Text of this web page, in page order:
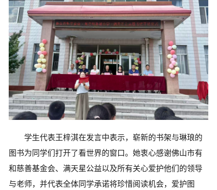
学生代表王梓淇在发言中表示，崭新的书架与琳琅的
图书为同学们打开了看世界的窗口。她衷心感谢佛山市有
和慈善基金会、满天星公益以及所有关心爱护他们的领导
与老师，并代表全体同学承诺将珍惜阅读机会，爱护图